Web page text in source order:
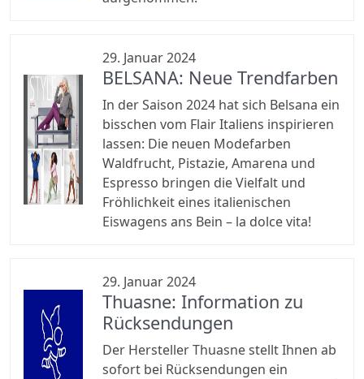
29. Januar 2024
BELSANA: Neue Trendfarben
In der Saison 2024 hat sich Belsana ein
bisschen vom Flair Italiens inspirieren
lassen: Die neuen Modefarben
Waldfrucht, Pistazie, Amarena und
Espresso bringen die Vielfalt und
Fröhlichkeit eines italienischen
Eiswagens ans Bein – la dolce vita!
29. Januar 2024
Thuasne: Information zu
Rücksendungen
Der Hersteller Thuasne stellt Ihnen ab
sofort bei Rücksendungen ein